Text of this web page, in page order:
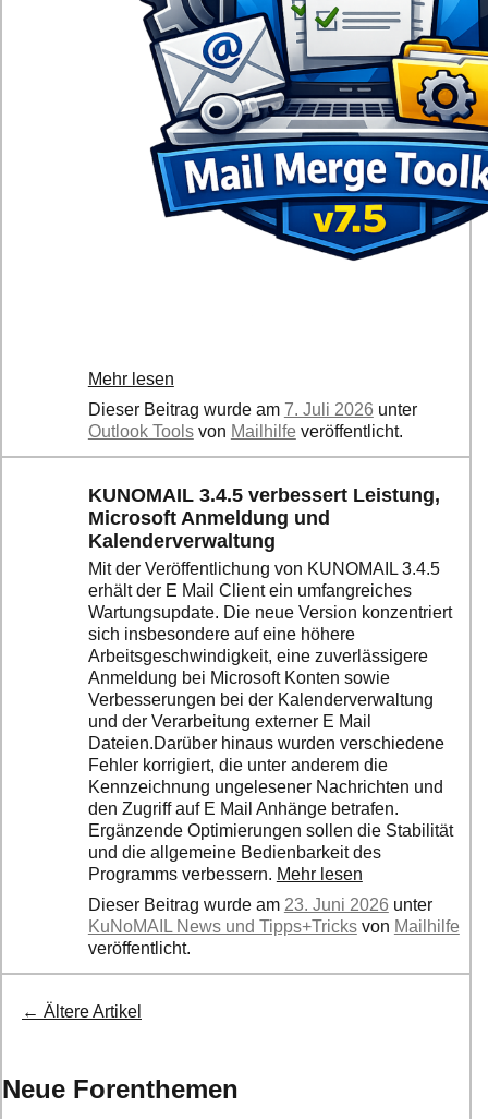
Mehr lesen
Dieser Beitrag wurde am 7. Juli 2026 unter
Outlook Tools von Mailhilfe veröffentlicht.
KUNOMAIL 3.4.5 verbessert Leistung,
Microsoft Anmeldung und
Kalenderverwaltung
Mit der Veröffentlichung von KUNOMAIL 3.4.5
erhält der E Mail Client ein umfangreiches
Wartungsupdate. Die neue Version konzentriert
sich insbesondere auf eine höhere
Arbeitsgeschwindigkeit, eine zuverlässigere
Anmeldung bei Microsoft Konten sowie
Verbesserungen bei der Kalenderverwaltung
und der Verarbeitung externer E Mail
Dateien.Darüber hinaus wurden verschiedene
Fehler korrigiert, die unter anderem die
Kennzeichnung ungelesener Nachrichten und
den Zugriff auf E Mail Anhänge betrafen.
Ergänzende Optimierungen sollen die Stabilität
und die allgemeine Bedienbarkeit des
Programms verbessern. Mehr lesen
Dieser Beitrag wurde am 23. Juni 2026 unter
KuNoMAIL News und Tipps+Tricks von Mailhilfe
veröffentlicht.
← Ältere Artikel
Neue Forenthemen